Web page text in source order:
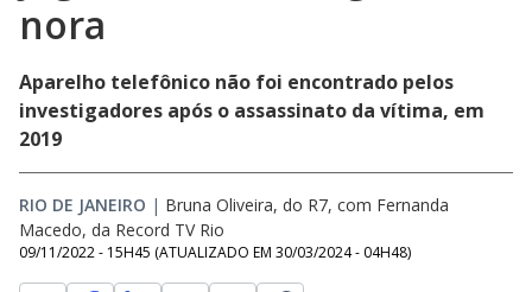
nora
Aparelho telefônico não foi encontrado pelos
investigadores após o assassinato da vítima, em
2019
RIO DE JANEIRO | Bruna Oliveira, do R7, com Fernanda
Macedo, da Record TV Rio
09/11/2022 - 15H45 (ATUALIZADO EM 30/03/2024 - 04H48)